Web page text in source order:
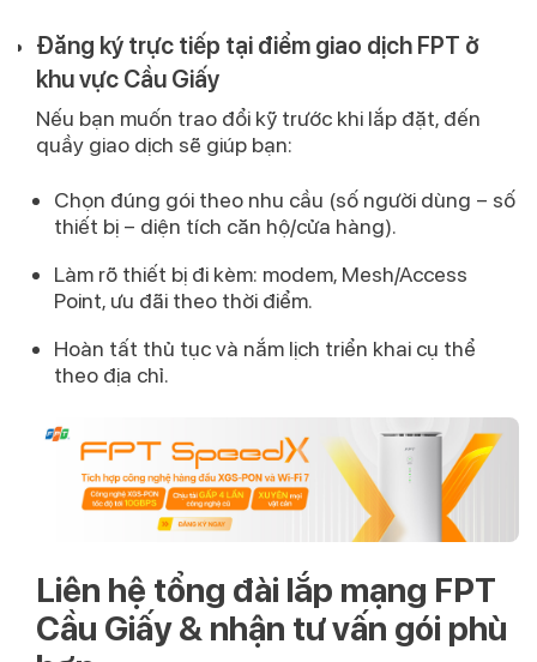
Đăng ký trực tiếp tại điểm giao dịch FPT ở
khu vực Cầu Giấy
Nếu bạn muốn trao đổi kỹ trước khi lắp đặt, đến
quầy giao dịch sẽ giúp bạn:
Chọn đúng gói theo nhu cầu (số người dùng – số
thiết bị – diện tích căn hộ/cửa hàng).
Làm rõ thiết bị đi kèm: modem, Mesh/Access
Point, ưu đãi theo thời điểm.
Hoàn tất thủ tục và nắm lịch triển khai cụ thể
theo địa chỉ.
Liên hệ tổng đài lắp mạng FPT
Cầu Giấy & nhận tư vấn gói phù